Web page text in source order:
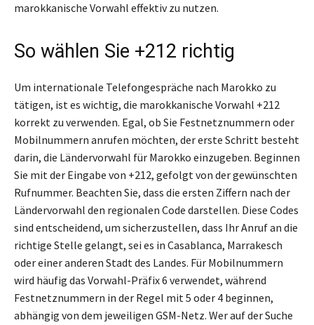
marokkanische Vorwahl effektiv zu nutzen.
So wählen Sie +212 richtig
Um internationale Telefongespräche nach Marokko zu
tätigen, ist es wichtig, die marokkanische Vorwahl +212
korrekt zu verwenden. Egal, ob Sie Festnetznummern oder
Mobilnummern anrufen möchten, der erste Schritt besteht
darin, die Ländervorwahl für Marokko einzugeben. Beginnen
Sie mit der Eingabe von +212, gefolgt von der gewünschten
Rufnummer. Beachten Sie, dass die ersten Ziffern nach der
Ländervorwahl den regionalen Code darstellen. Diese Codes
sind entscheidend, um sicherzustellen, dass Ihr Anruf an die
richtige Stelle gelangt, sei es in Casablanca, Marrakesch
oder einer anderen Stadt des Landes. Für Mobilnummern
wird häufig das Vorwahl-Präfix 6 verwendet, während
Festnetznummern in der Regel mit 5 oder 4 beginnen,
abhängig von dem jeweiligen GSM-Netz. Wer auf der Suche